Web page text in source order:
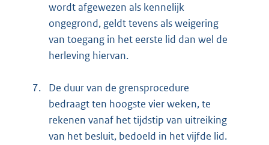
wordt afgewezen als kennelijk
ongegrond, geldt tevens als weigering
van toegang in het eerste lid dan wel de
herleving hiervan.
7.
De duur van de grensprocedure
bedraagt ten hoogste vier weken, te
rekenen vanaf het tijdstip van uitreiking
van het besluit, bedoeld in het vijfde lid.